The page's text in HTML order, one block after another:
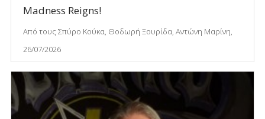
Madness Reigns!
Από τους Σπύρο Κούκα, Θοδωρή Ξουρίδα, Αντώνη Μαρίνη,
26/07/2026